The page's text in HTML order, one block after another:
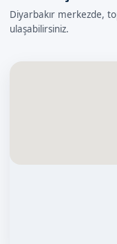
Diyarbakır merkezde,
ulaşabilirsiniz.